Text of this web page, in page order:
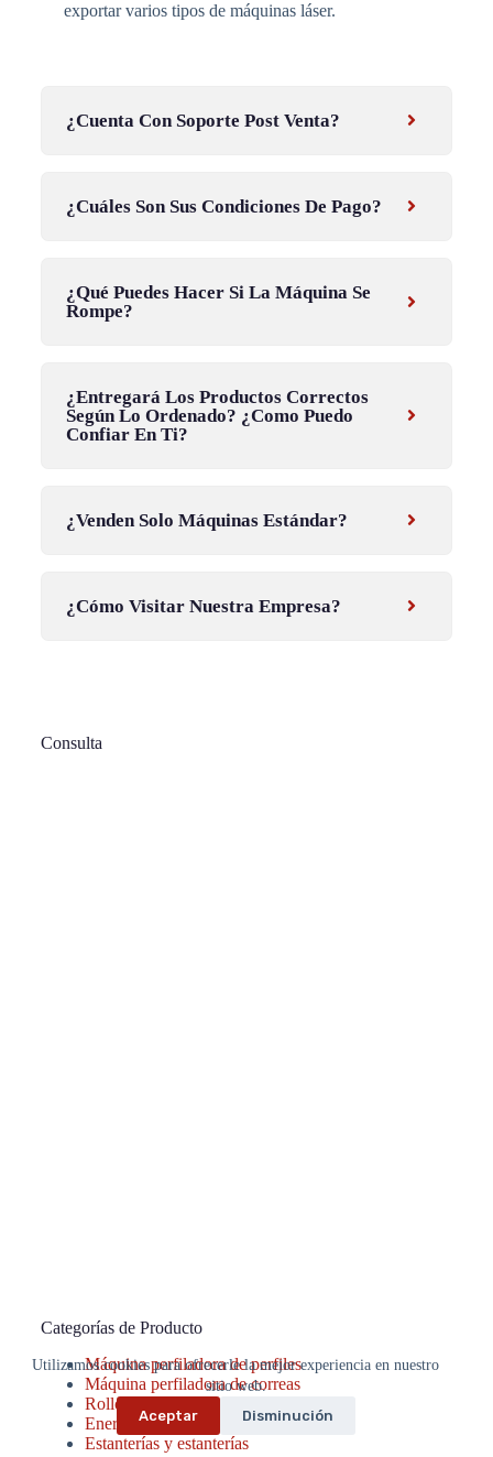
Utilizamos cookies para ofrecerle la mejor experiencia en nuestro
sitio web.
Aceptar
Disminución
exportar varios tipos de máquinas láser.
¿Cuenta Con Soporte Post Venta?
¿Cuáles Son Sus Condiciones De Pago?
¿Qué Puedes Hacer Si La Máquina Se
Rompe?
¿Entregará Los Productos Correctos
Según Lo Ordenado? ¿Como Puedo
Confiar En Ti?
¿Venden Solo Máquinas Estándar?
¿Cómo Visitar Nuestra Empresa?
Consulta
Categorías de Producto
Máquina perfiladora de perfiles
Máquina perfiladora de correas
Rollo anterior
Energía eléctrica
Estanterías y estanterías